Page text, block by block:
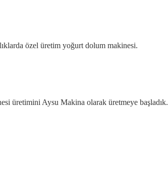
özel üretim yoğurt dolum makinesi.
üretimini Aysu Makina olarak üretmeye başladık.